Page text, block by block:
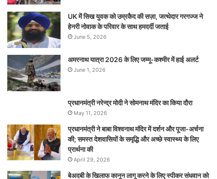
UK में सिख युवक को उम्रकैद की सज़ा, जत्थेदार गरगज्ज ने
हेनरी नोवाक के परिवार के साथ हमदर्दी जताई
June 5, 2026
अमरनाथ यात्रा 2026 के लिए जम्मू-कश्मीर में हाई अलर्ट
June 1, 2026
प्रधानमंत्री नरेन्‍द्र मोदी ने सोमनाथ मंदिर का किया दौरा
May 11, 2026
प्रधानमंत्री ने बाबा विश्वनाथ मंदिर में दर्शन और पूजा-अर्चना
की; समस्‍त देशवासियों के समृद्धि और अच्छे स्वास्थ्य के लिए
प्रार्थना की
April 29, 2026
बेअदबी के खिलाफ कानून लागू करने के लिए स्पीकर संधवान को